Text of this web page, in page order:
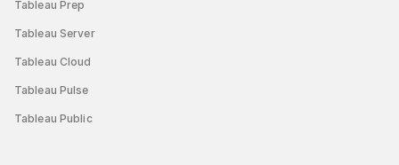
Tableau Prep
Tableau Server
Tableau Cloud
Tableau Pulse
Tableau Public